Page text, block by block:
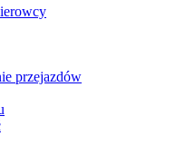
przejazdów